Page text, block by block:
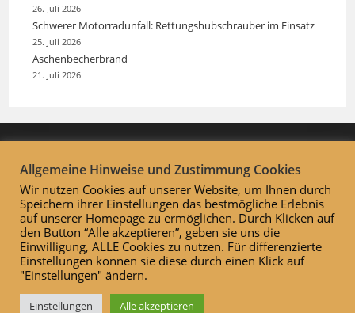
26. Juli 2026
Schwerer Motorradunfall: Rettungshubschrauber im Einsatz
25. Juli 2026
Aschenbecherbrand
21. Juli 2026
Datenschutzerklärung Impressum
Allgemeine Hinweise und Zustimmung Cookies
Wir nutzen Cookies auf unserer Website, um Ihnen durch
Speichern ihrer Einstellungen das bestmögliche Erlebnis
auf unserer Homepage zu ermöglichen. Durch Klicken auf
den Button “Alle akzeptieren”, geben sie uns die
Einwilligung, ALLE Cookies zu nutzen. Für differenzierte
Einstellungen können sie diese durch einen Klick auf
"Einstellungen" ändern.
Einstellungen Alle akzeptieren